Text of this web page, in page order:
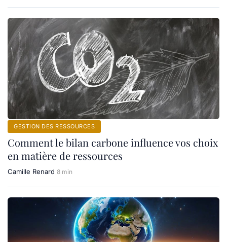
GESTION DES RESSOURCES
Comment le bilan carbone influence vos choix
en matière de ressources
Camille Renard 8 min